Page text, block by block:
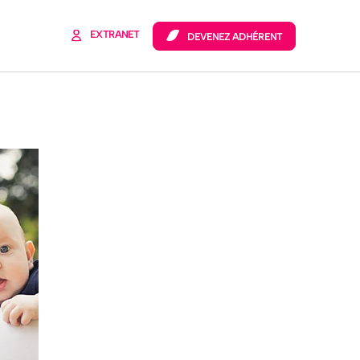
EXTRANET DEVENEZ ADHÉRENT